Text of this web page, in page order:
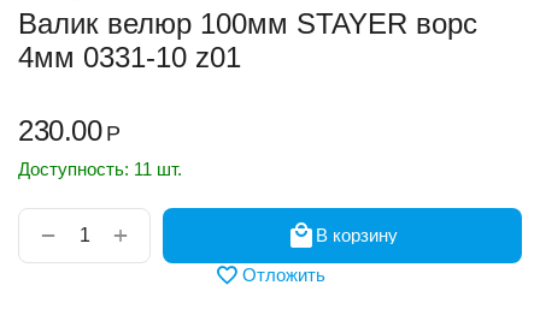
Валик велюр 100мм STAYER ворс
4мм 0331-10 z01
230.00 Р
Доступность: 11 шт.
+
−
В корзину
Отложить